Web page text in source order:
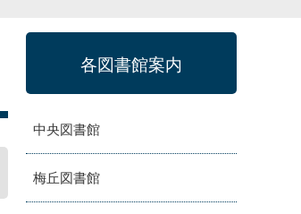
各図書館案内
中央図書館
梅丘図書館